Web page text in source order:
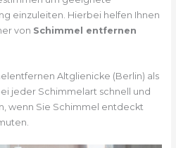
einzuleiten. Hierbei helfen Ihnen
von Schimmel entfernen
Altglienicke (Berlin) als
jeder Schimmelart schnell und
wenn Sie Schimmel entdeckt